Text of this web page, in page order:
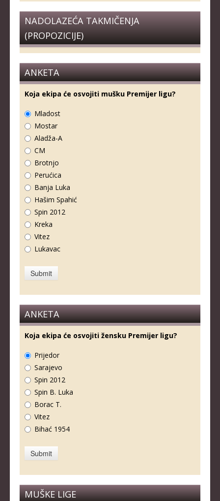
NADOLAZEĆA TAKMIČENJA
(PROPOZICIJE)
ANKETA
Koja ekipa će osvojiti mušku Premijer ligu?
Mladost
Mostar
Aladža-A
CM
Brotnjo
Perućica
Banja Luka
Hašim Spahić
Spin 2012
Kreka
Vitez
Lukavac
ANKETA
Koja ekipa će osvojiti žensku Premijer ligu?
Prijedor
Sarajevo
Spin 2012
Spin B. Luka
Borac T.
Vitez
Bihać 1954
MUŠKE LIGE